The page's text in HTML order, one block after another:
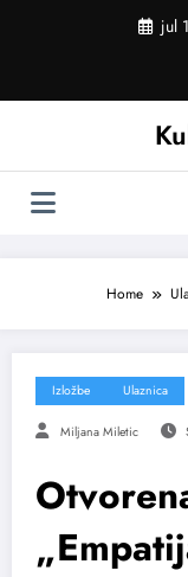
jul
Home
Izložbe Ulaznica
Miljana Miletic